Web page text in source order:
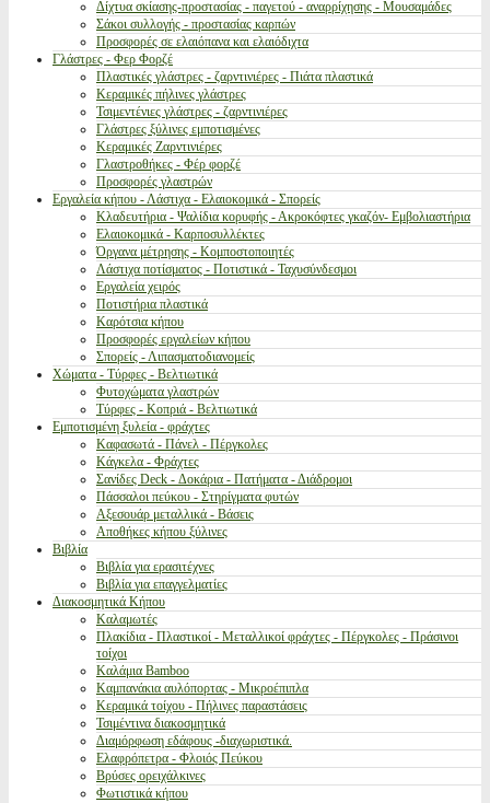
Δίχτυα σκίασης-προστασίας - παγετού - αναρρίχησης - Μουσαμάδες
Σάκοι συλλογής - προστασίας καρπών
Προσφορές σε ελαιόπανα και ελαιόδιχτα
Γλάστρες - Φερ Φορζέ
Πλαστικές γλάστρες - ζαρντινιέρες - Πιάτα πλαστικά
Κεραμικές πήλινες γλάστρες
Τσιμεντένιες γλάστρες - ζαρντινιέρες
Γλάστρες ξύλινες εμποτισμένες
Κεραμικές Ζαρντινιέρες
Γλαστροθήκες - Φέρ φορζέ
Προσφορές γλαστρών
Εργαλεία κήπου - Λάστιχα - Ελαιοκομικά - Σπορείς
Κλαδευτήρια - Ψαλίδια κορυφής - Ακροκόφτες γκαζόν- Εμβολιαστήρια
Ελαιοκομικά - Καρποσυλλέκτες
Όργανα μέτρησης - Κομποστοποιητές
Λάστιχα ποτίσματος - Ποτιστικά - Ταχυσύνδεσμοι
Εργαλεία χειρός
Ποτιστήρια πλαστικά
Καρότσια κήπου
Προσφορές εργαλείων κήπου
Σπορείς - Λιπασματοδιανομείς
Χώματα - Τύρφες - Βελτιωτικά
Φυτοχώματα γλαστρών
Τύρφες - Κοπριά - Βελτιωτικά
Εμποτισμένη ξυλεία - φράχτες
Καφασωτά - Πάνελ - Πέργκολες
Κάγκελα - Φράχτες
Σανίδες Deck - Δοκάρια - Πατήματα - Διάδρομοι
Πάσσαλοι πεύκου - Στηρίγματα φυτών
Αξεσουάρ μεταλλικά - Βάσεις
Αποθήκες κήπου ξύλινες
Βιβλία
Βιβλία για ερασιτέχνες
Βιβλία για επαγγελματίες
Διακοσμητικά Κήπου
Καλαμωτές
Πλακίδια - Πλαστικοί - Μεταλλικοί φράχτες - Πέργκολες - Πράσινοι
τοίχοι
Καλάμια Bamboo
Καμπανάκια αυλόπορτας - Μικροέπιπλα
Κεραμικά τοίχου - Πήλινες παραστάσεις
Τσιμέντινα διακοσμητικά
Διαμόρφωση εδάφους -διαχωριστικά.
Ελαφρόπετρα - Φλοιός Πεύκου
Βρύσες ορειχάλκινες
Φωτιστικά κήπου